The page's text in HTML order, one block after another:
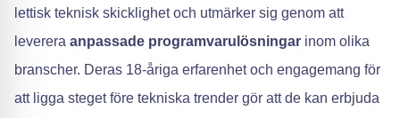
lettisk teknisk skicklighet och utmärker sig genom att
leverera anpassade programvarulösningar inom olika
branscher. Deras 18-åriga erfarenhet och engagemang för
att ligga steget före tekniska trender gör att de kan erbjuda